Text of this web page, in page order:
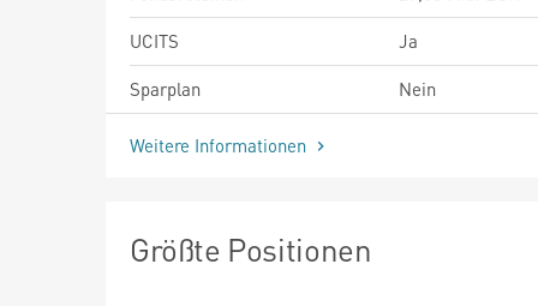
UCITS
Ja
Sparplan
Nein
Weitere Informationen
Größte Positionen